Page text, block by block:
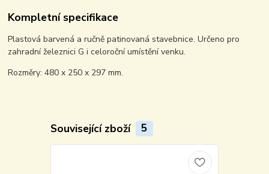
Kompletní specifikace
Plastová barvená a ručně patinovaná stavebnice. Určeno pro
zahradní železnici G i celoroční umístění venku.
Rozměry: 480 x 250 x 297 mm.
Související zboží 5